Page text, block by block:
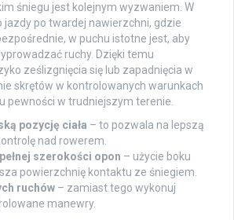
śniegu jest kolejnym wyzwaniem. W
jazdy po twardej nawierzchni, gdzie
w puchu istotne jest, aby
ruchy. Dzięki temu
ześlizgnięcia się lub zapadnięcia w
skrętów w kontrolowanych warunkach
pewności w trudniejszym terenie.
pozycję ciała – to pozwala na lepszą
nad rowerem.
szerokości opon – użycie boku
powierzchnię kontaktu ze śniegiem.
ruchów – zamiast tego wykonuj
manewry.